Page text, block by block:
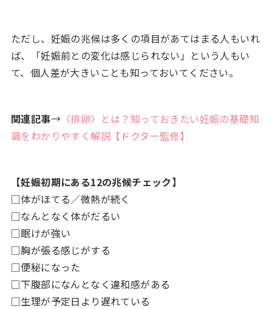
ただし、妊娠の兆候は多くの項目があてはまる人もいれ
ば、「妊娠前との変化は感じられない」という人もい
て、個人差が大きいことも知っておいてください。
関連記事→〈排卵〉とは？知っておきたい妊娠の基礎知
識をわかりやすく解説【ドクター監修】
【妊娠初期にある12の兆候チェック】
□体がほてる／微熱が続く
□なんとなく体がだるい
□眠けが強い
□胸が張る感じがする
□便秘になった
□下腹部になんとなく違和感がある
□生理が予定日より遅れている